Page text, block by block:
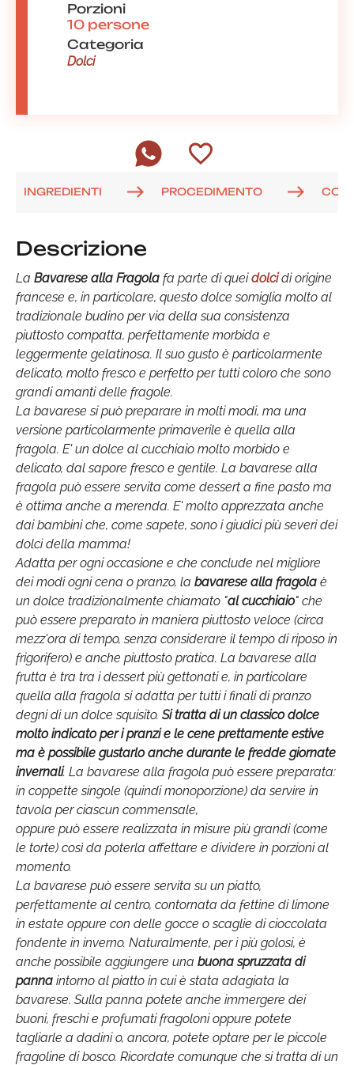
Porzioni
10 persone
Categoria
Dolci
INGREDIENTI PROCEDIMENTO
Descrizione
La Bavarese alla Fragola fa parte di queidolcidi origine
francese e, in particolare, questo dolce somiglia molto al
tradizionale budino per via della sua consistenza
piuttosto compatta, perfettamente morbida e
leggermente gelatinosa. Il suo gusto è particolarmente
delicato, molto fresco e perfetto per tutti coloro che sono
grandi amanti delle fragole.
La bavarese si può preparare in molti modi, ma una
versione particolarmente primaverile è quella alla
fragola. E' un dolce al cucchiaio molto morbido e
delicato, dal sapore fresco e gentile. La bavarese alla
fragola può essere servita come dessert a fine pasto ma
è ottima anche a merenda. E'molto apprezzata anche
dai bambini che, come sapete, sono i giudici più severi dei
dolcidella mamma!
Adatta per ogni occasione e che conclude nel migliore
dei modi ogni cena o pranzo, la bavarese alla fragola è
un dolce tradizionalmente chiamato "al cucchiaio" che
può essere preparato in maniera piuttosto veloce (circa
mezz'ora di tempo, senza considerare il tempo di riposo in
frigorifero) e anche piuttosto pratica. La bavarese alla
frutta è tra tra i dessert più gettonati e, in particolare
quella alla fragola si adatta per tutti i finali di pranzo
degni di un dolce squisito. Si tratta di un classico dolce
molto indicato per i pranzi e le cene prettamente estive
ma è possibile gustarlo anche durante le fredde giornate
invernali. La bavarese alla fragola può essere preparata:
in coppette singole (quindi monoporzione) da servire in
tavola per ciascun commensale,
oppure può essere realizzata in misure più grandi (come
le torte) così da poterla affettare e dividere in porzioni al
momento.
La bavarese può essere servita su un piatto,
perfettamente al centro, contornata da fettine di limone
in estate oppure con delle gocce o scaglie di cioccolata
fondente in inverno. Naturalmente, per i più golosi, è
anche possibile aggiungere una buona spruzzata di
panna intorno al piatto in cui è stata adagiata la
bavarese. Sulla panna potete anche immergere dei
buoni, freschi e profumati fragoloni oppure potete
tagliarle a dadini o, ancora, potete optare per le piccole
fragoline di bosco. Ricordate comunque che si tratta di un